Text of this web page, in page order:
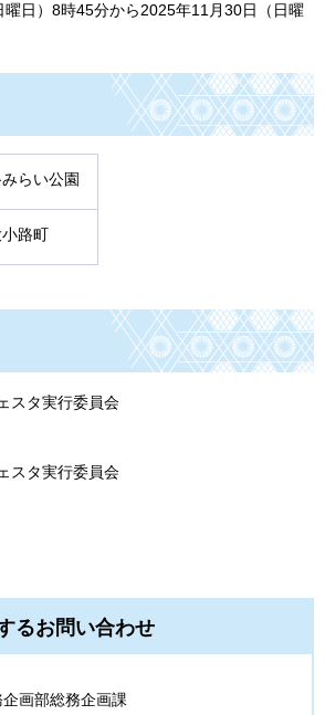
日）8時45分から2025年11月30日（日曜
らい公園
路町
スタ実行委員会
スタ実行委員会
るお問い合わせ
画部総務企画課